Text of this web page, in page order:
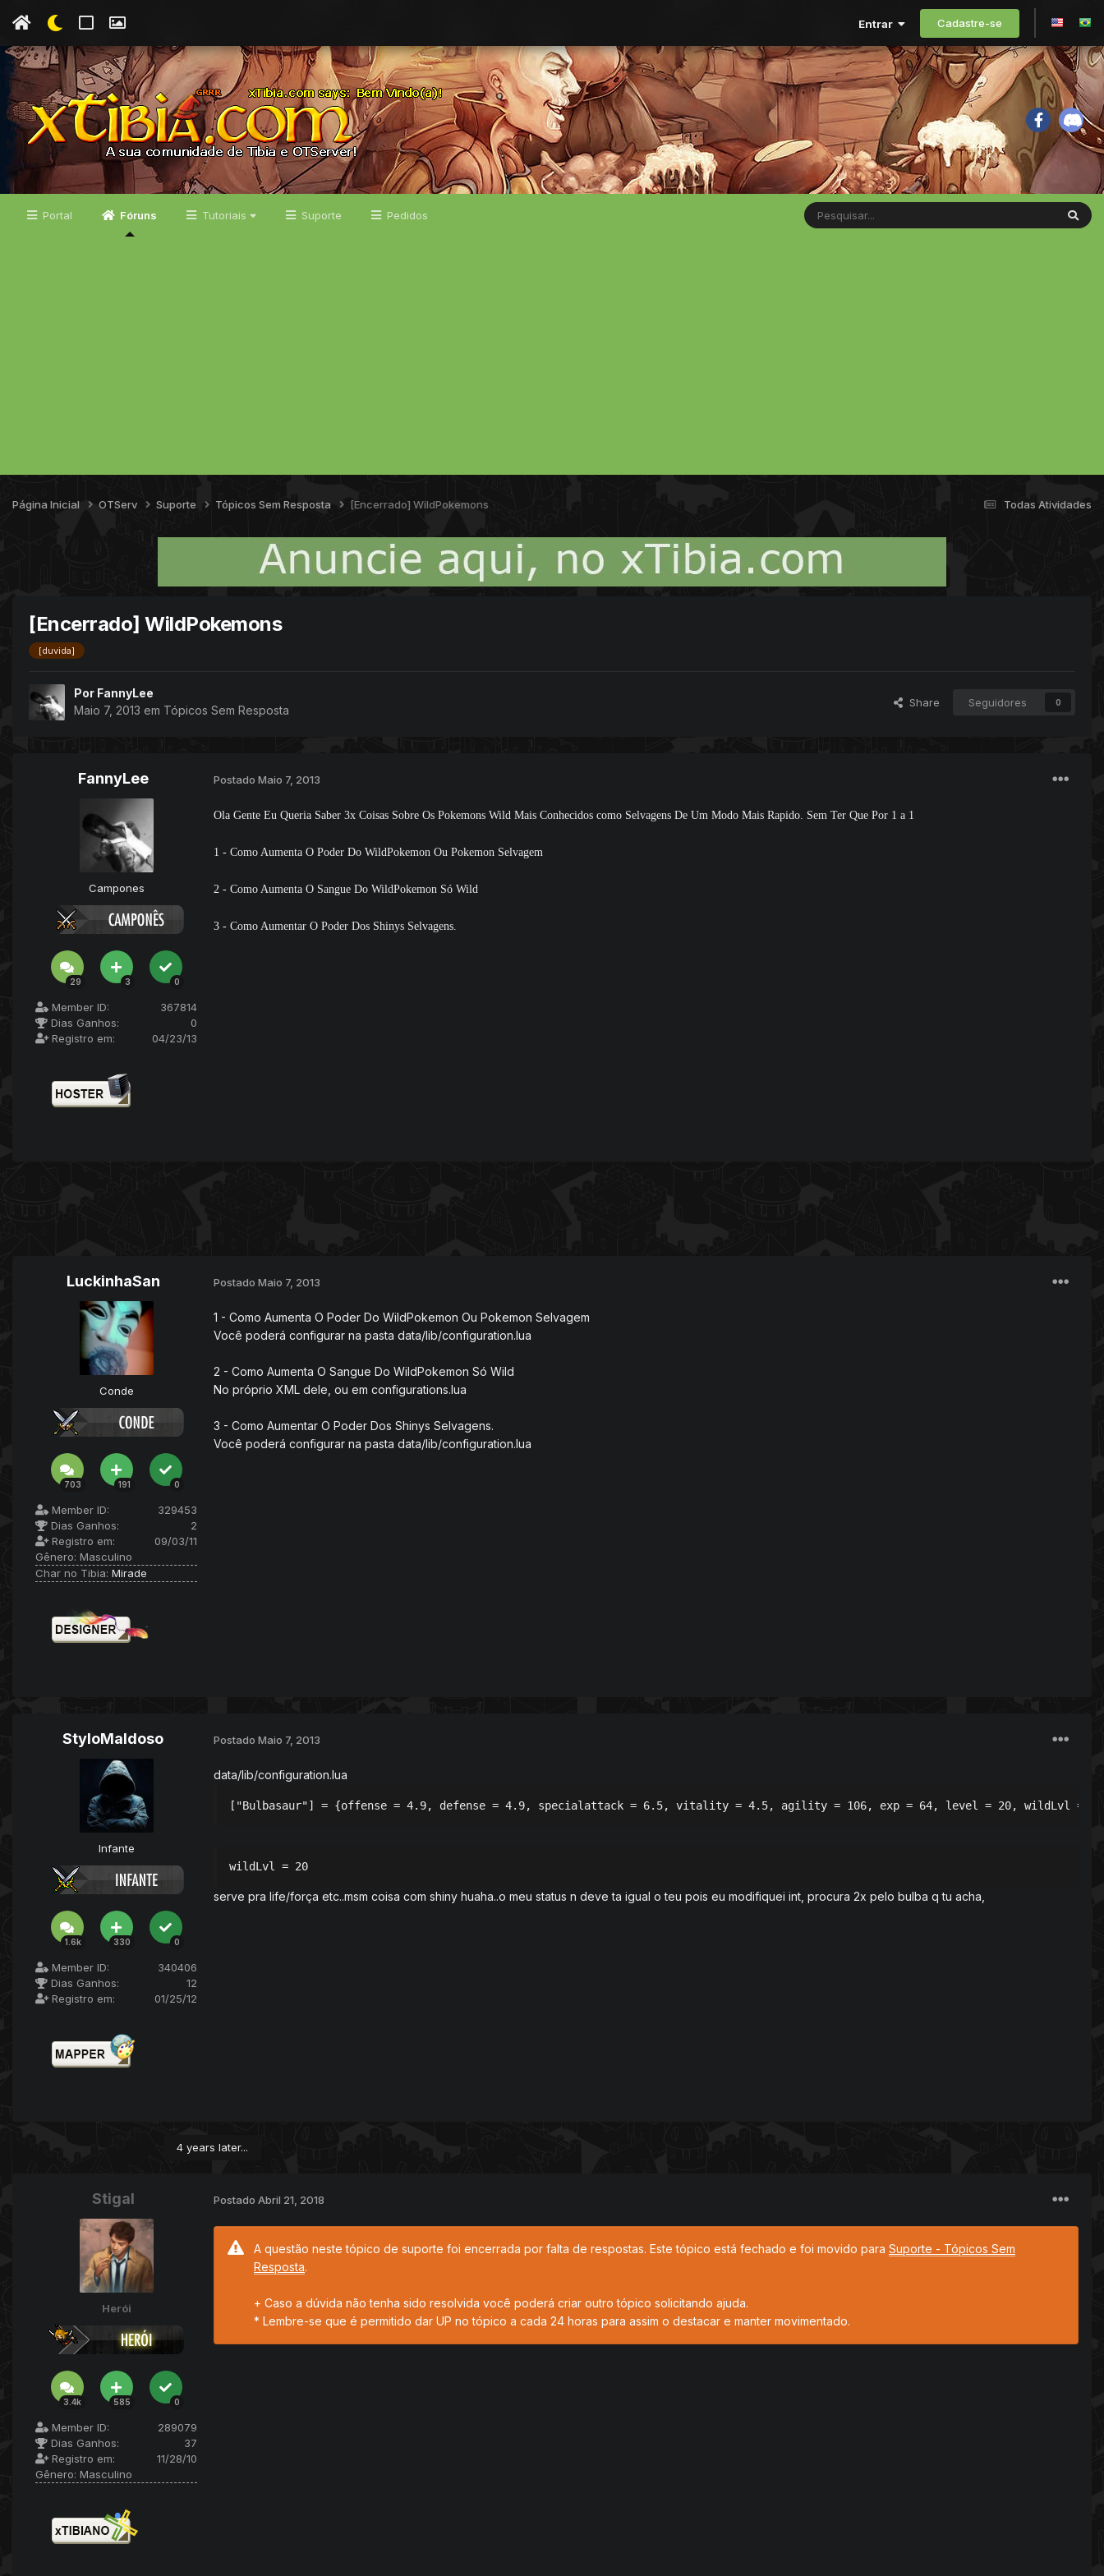
Entrar Cadastre-se
Portal Fóruns Tutoriais Suporte Pedidos
Todas Atividades
Página Inicial OTServ Suporte Tópicos Sem Resposta [Encerrado] WildPokemons
[Encerrado] WildPokemons
[duvida]
Por FannyLee
Maio 7, 2013 em Tópicos Sem Resposta
Share Seguidores 0
FannyLee
Campones
29 3 0
Member ID:
367814
Dias Ganhos:
0
Registro em:
04/23/13
Postado Maio 7, 2013
Ola Gente Eu Queria Saber 3x Coisas Sobre Os Pokemons Wild Mais Conhecidos como Selvagens De Um Modo Mais Rapido. Sem Ter Que Por 1 a 1
1 - Como Aumenta O Poder Do WildPokemon Ou Pokemon Selvagem
2 - Como Aumenta O Sangue Do WildPokemon Só Wild
3 - Como Aumentar O Poder Dos Shinys Selvagens.
LuckinhaSan
Conde
703 191 0
Member ID:
329453
Dias Ganhos:
2
Registro em:
09/03/11
Gênero: Masculino
Char no Tibia: Mirade
Postado Maio 7, 2013
1 - Como Aumenta O Poder Do WildPokemon Ou Pokemon Selvagem
Você poderá configurar na pasta data/lib/configuration.lua
2 - Como Aumenta O Sangue Do WildPokemon Só Wild
No próprio XML dele, ou em configurations.lua
3 - Como Aumentar O Poder Dos Shinys Selvagens.
Você poderá configurar na pasta data/lib/configuration.lua
StyloMaldoso
Infante
1.6k 330 0
Member ID:
340406
Dias Ganhos:
12
Registro em:
01/25/12
Postado Maio 7, 2013
data/lib/configuration.lua
["Bulbasaur"] = {offense = 4.9, defense = 4.9, specialattack = 6.5, vitality = 4.5, agility = 106, exp = 64, level = 20, wildLvl =
wildLvl = 20
serve pra life/força etc..msm coisa com shiny huaha..o meu status n deve ta igual o teu pois eu modifiquei int, procura 2x pelo bulba q tu acha,
4 years later...
Stigal
Herói
3.4k 585 0
Member ID:
289079
Dias Ganhos:
37
Registro em:
11/28/10
Gênero: Masculino
Postado Abril 21, 2018
A questão neste tópico de suporte foi encerrada por falta de respostas. Este tópico está fechado e foi movido para Suporte - Tópicos Sem
Resposta.
+ Caso a dúvida não tenha sido resolvida você poderá criar outro tópico solicitando ajuda.
* Lembre-se que é permitido dar UP no tópico a cada 24 horas para assim o destacar e manter movimentado.